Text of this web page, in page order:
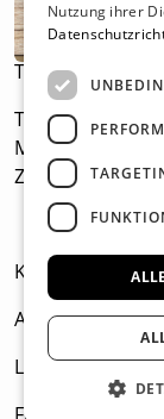
TanzHarz
Tanz: Cristian
Marianna
Ziegele
Künstlerische
Licht: Nico Bulla
Nutzung ihrer